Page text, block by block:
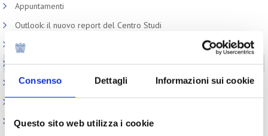
Consenso Dettagli Informazioni sui cookie
Questo sito web utilizza i cookie
Appuntamenti
Outlook: il nuovo report del Centro Studi
Contesto macroeconomico
Scenari internazionali
Consumer trends
Precedenti pubblicazioni
Indagini tematiche